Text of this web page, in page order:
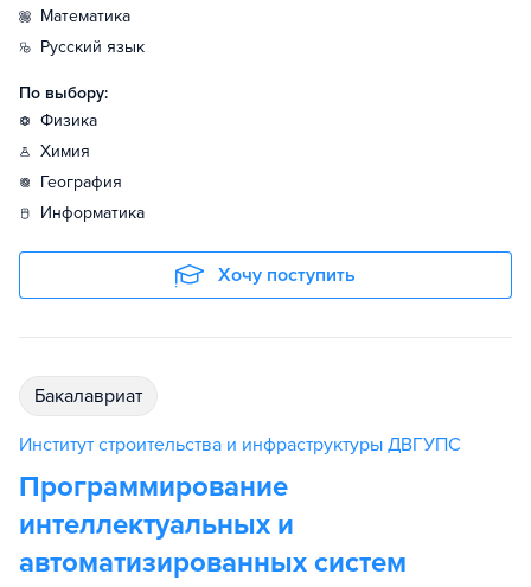
математика
русский язык
По выбору:
физика
химия
география
информатика
Хочу поступить
бакалавриат
Институт строительства и инфраструктуры ДВГУПС
Программирование
интеллектуальных и
автоматизированных систем